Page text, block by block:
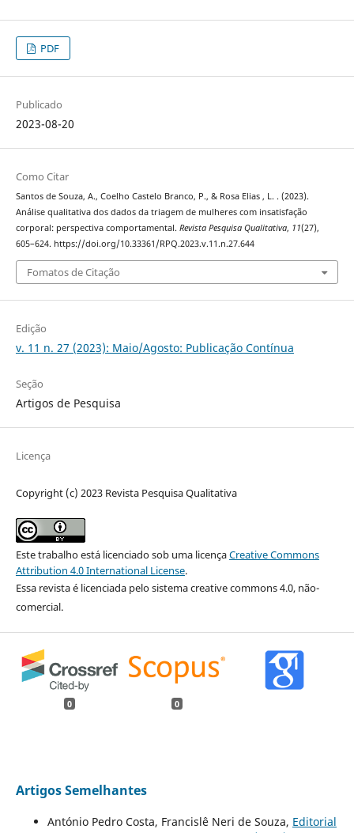
PDF
Publicado
2023-08-20
Como Citar
Santos de Souza, A., Coelho Castelo Branco, P., & Rosa Elias , L. . (2023).
Análise qualitativa dos dados da triagem de mulheres com insatisfação
corporal: perspectiva comportamental. Revista Pesquisa Qualitativa, 11(27),
605–624. https://doi.org/10.33361/RPQ.2023.v.11.n.27.644
Fomatos de Citação
Edição
v. 11 n. 27 (2023): Maio/Agosto: Publicação Contínua
Seção
Artigos de Pesquisa
Licença
Copyright (c) 2023 Revista Pesquisa Qualitativa
Este trabalho está licenciado sob uma licençaCreative Commons
Attribution 4.0 International License.
Essa revista é licenciada pelo sistema creative commons 4.0, não-
comercial.
0 0
Artigos Semelhantes
António Pedro Costa, Francislê Neri de Souza, Editorial